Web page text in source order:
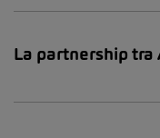
La partnership tra